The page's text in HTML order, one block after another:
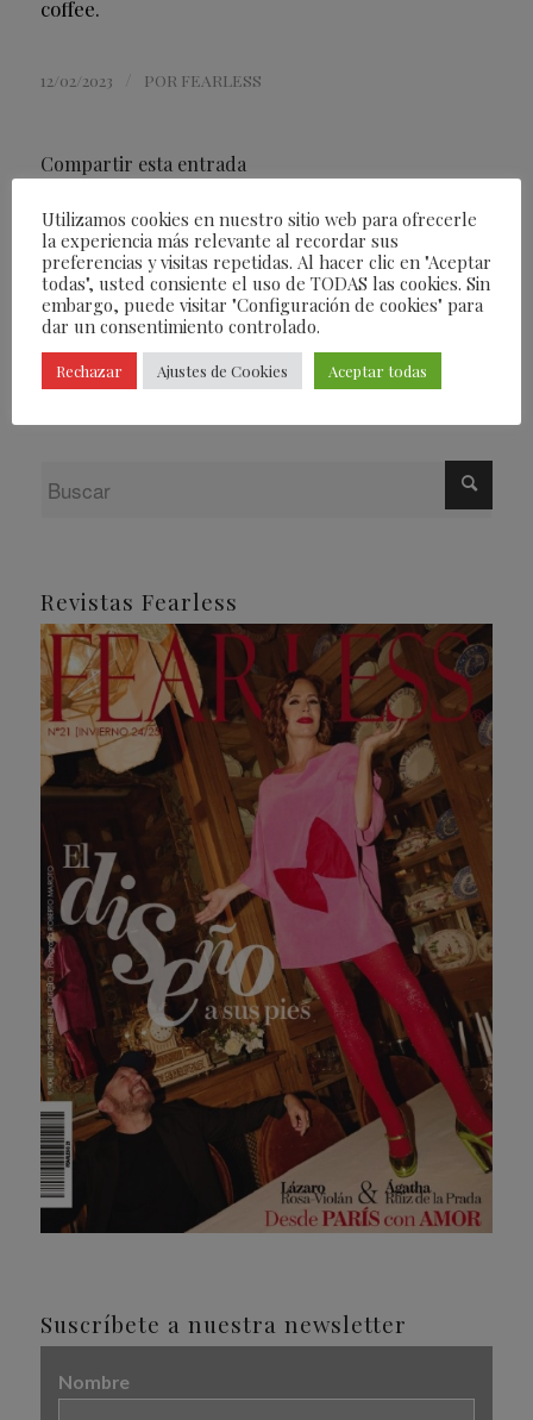
coffee.
12/02/2023 POR FEARLESS
Compartir esta entrada
Revistas Fearless
Suscríbete a nuestra newsletter
Nombre
Utilizamos cookies en nuestro sitio web para ofrecerle
la experiencia más relevante al recordar sus
preferencias y visitas repetidas. Al hacer clic en "Aceptar
todas", usted consiente el uso de TODAS las cookies. Sin
embargo, puede visitar "Configuración de cookies" para
dar un consentimiento controlado.
Rechazar Ajustes de Cookies Aceptar todas